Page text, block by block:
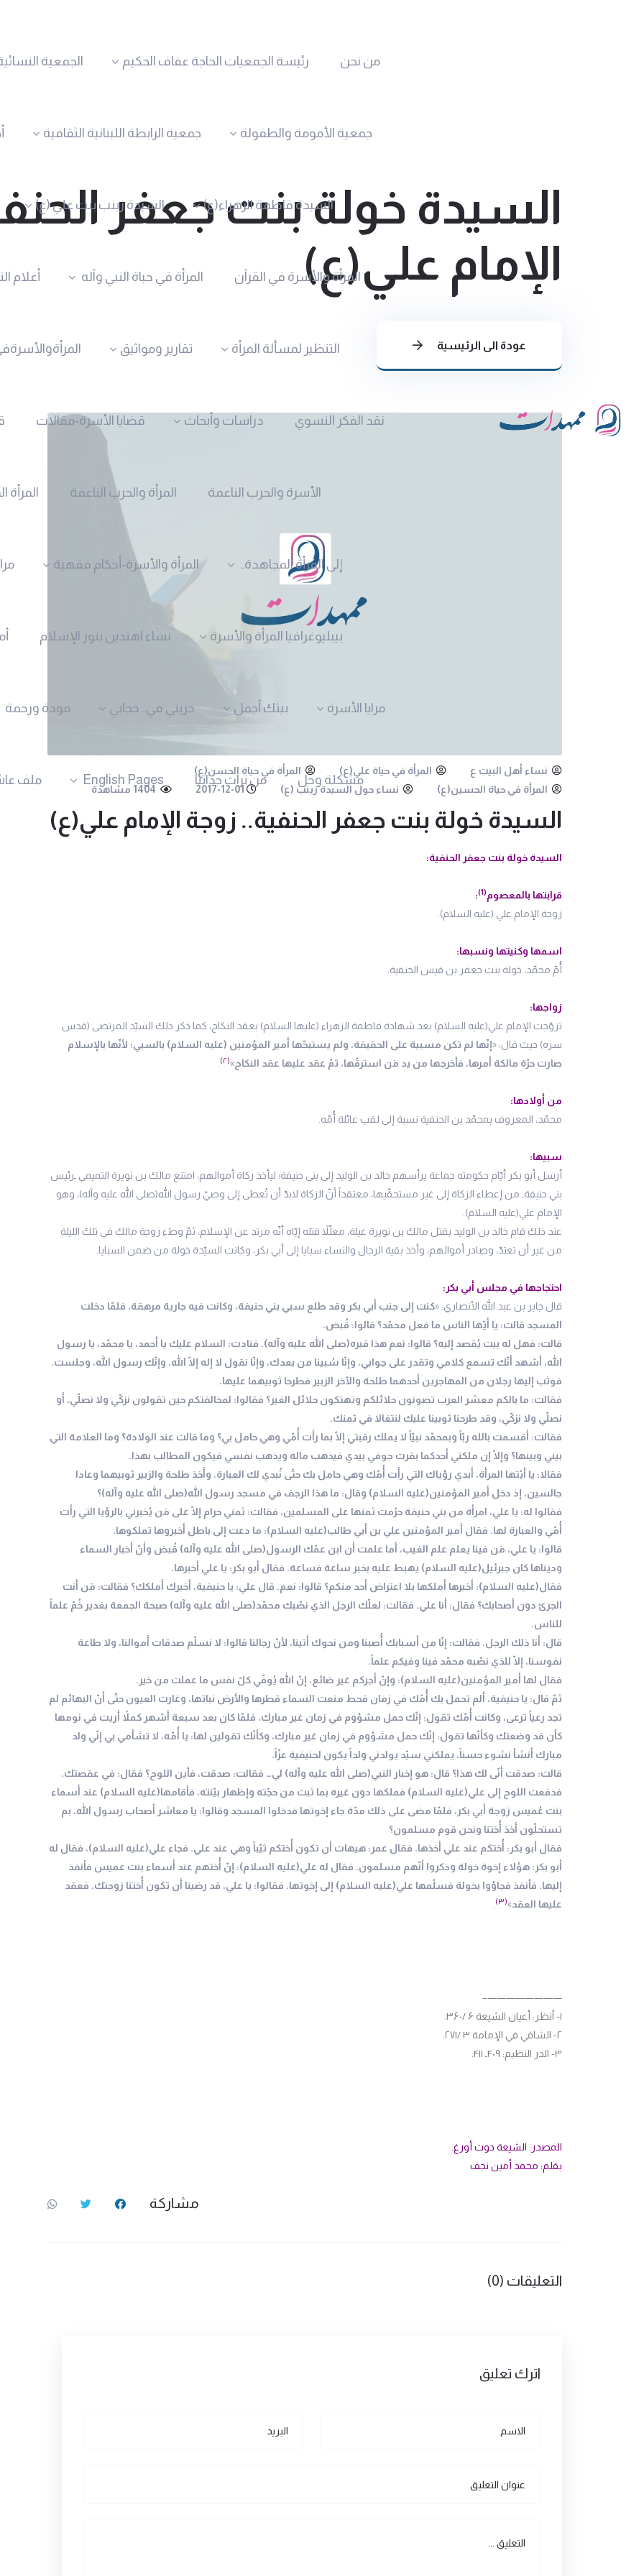
من نحن رئيسة الجمعيات الحاجة عفاف الحكيم الجمعية
جمعية الأمومة والطفولة جمعية الرابطة اللبنانية الثقافية
السيدة فاطمة الزهراء(ع) السيدة زينب بنت علي (ع)
المرأة والأسرة في القرآن المرأة في حياة النبي وآله أعلام
التنظير لمسألة المرأة تقارير ومواثيق
نقد الفكر النسوي دراسات وأبحاث قضايا الأسرة-مقالات
الأسرة والحرب الناعمة المرأة والحرب الناعمة المرأة
إلى المرأة المجاهدة.. المرأة والأسرة-أحكام فقهية
بيبليوغرافيا المرأة والأسرة نساء اهتدين بنور الإسلام
مرايا الأسرة بيتك أجمل حريتي في.. حجابي مودة ورحمة
مشكلة وحل من تراث جداتنا English Pages ملف
السيدة خولة بنت جعفر
الإمام علي(ع)
عودة الى الرئيسية
نساء أهل البيت ع المرأة في حياة علي(ع)
المرأة في حياة الحسن(ع)
المرأة في حياة الحسين(ع)
نساء حول السيدة زينب (ع) 2017-12-01
السيدة خولة بنت جعفر الحنفية.. زوجة الإمام علي(ع)
السيدة خولة بنت جعفر الحنفية:
قرابتها بالمعصوم(1)
:
زوجة الإمام علي (عليه السلام).
اسمها وكنيتها ونسبها:
أُمّ محمّد، خولة بنت جعفر بن قيس الحنفية.
زواجها:
تزوّجت الإمام علي(عليه السلام) بعد شهادة فاطمة الزهراء (عليها السلام) بعقد النكاح، كما ذكر ذلك السيّد المرتضى (قدس
سره) حيث قال: «إنّها لم تكن مسبية على الحقيقة، ولم يستبحّها أمير المؤمنين (عليه السلام) بالسبي؛ لأنّها بالإسلام
صارت حرّة مالكة أمرها، فأخرجها من يد مَن استرقّها، ثمّ عقد عليها عقد النكاح»(۲) .
من أولادها:
محمّد، المعروف بمحمّد بن الحنفية نسبة إلى لقب عائلة أُمّه.
سبيها:
أرسل أبو بكر أيّام حكومته جماعة يرأسهم خالد بن الوليد إلى بني حنيفة؛ ليأخذ زكاة أموالهم، امتنع مالك بن نويرة التميمي ـرئيس
بني حنيفةـ من إعطاء الزكاة إلى غير مستحقّيها، معتقداً أنّ الزكاة لابدّ أن تُعطى إلى وصيّ رسول الله(صلى الله عليه وآله)، وهو
الإمام علي(عليه السلام).
عند ذلك قام خالد بن الوليد بقتل مالك بن نويرة غيلة، معلّلاً قتله إيّاه أنّه مرتد عن الإسلام، ثمّ وطء زوجة مالك في تلك الليلة
من غير أن تعتدّ، وصادر أموالهم، وأخذ بقية الرجال والنساء سبايا إلى أبي بكر، وكانت السيّدة خولة من ضمن السبايا.
احتجاجها في مجلس أبي بكر:
قال جابر بن عبد الله الأنصاري: «كنت إلى جنب أبي بكر وقد طلع سبي بني حنيفة، وكانت فيه جارية مرهقة، فلمّا دخلت
المسجد قالت: يا أيّها الناس ما فعل محمّد؟ قالوا: قُبض.
قالت: فهل له بيت يُقصد إليه؟ قالوا: نعم هذا قبره(صلى الله عليه وآله). فنادت: السلام عليك يا أحمد، يا محمّد، يا رسول
الله، أشهد أنّك تسمع كلامي وتقدر على جوابي، وإنّا سُبينا من بعدك، وإنّا نقول لا إله إلّا الله، وإنّك رسول الله، وجلست.
فوثب إليها رجلان من المهاجرين أحدهما طلحة والآخر الزبير فطرحا ثوبيهما عليها.
فقالت: ما بالكم معشر العرب تصونون حلائلكم وتهتكون حلائل الغير؟ فقالوا: لمخالفتكم حين تقولون نزكّي ولا نصلّي، أو
نصلّي ولا نزكّي، وقد طرحنا ثوبينا عليك لنتغالا في ثمنك.
فقالت: أقسمت بالله ربّاً وبمحمّد نبيّاً لا يملك رقبتي إلّا بما رأت أُمّي وهي حامل بي؟ وما قالت عند الولادة؟ وما العلامة التي
بيني وبينها؟ وإلّا إن ملكني أحدكما بقرت جوفي بيدي فيذهب ماله ويذهب نفسي فيكون المطالب بهذا.
فقالا: يا أيّتها المرأة، أبدي رؤياك التي رأت أُمّك وهي حامل بك حتّى نُبدي لك العبارة. وأخذ طلحة والزبير ثوبيهما وعادا
جالسين، إذ دخل أمير المؤمنين(عليه السلام) وقال: ما هذا الرجف في مسجد رسول الله(صلى الله عليه وآله)؟
فقالوا له: يا علي، امرأة من بني حنيفة حرّمت ثمنها على المسلمين، فقالت: ثمني حرام إلّا على مَن يُخبرني بالرؤيا التي رأت
أُمّي والعبارة لها. فقال أمير المؤمنين علي بن أبي طالب(عليه السلام): ما دعت إلى باطل أخبروها تملكوها.
قالوا: يا علي، مَن فينا يعلم علم الغيب، أما علمت أن ابن عمّك الرسول(صلى الله عليه وآله) قُبض وأنّ أخبار السماء
وديناها كان جبرئيل(عليه السلام) يهبط عليه بخبر ساعة فساعة. فقال أبو بكر: يا علي أخبرها.
فقال(عليه السلام): أخبرها أملكها بلا اعتراض أحد منكم؟ قالوا: نعم. قال علي: يا حنيفية، أخبرك أملكك؟ فقالت: مَن أنت
الجرئ دون أصحابك؟ فقال: أنا علي. فقالت: لعلّك الرجل الذي نصّبك محمّد(صلى الله عليه وآله) صبحة الجمعة بغدير خُمّ علماً
للناس.
قال: أنا ذلك الرجل. فقالت: إنّا من أسبابك أُصبنا ومن نحوك أتينا، لأنّ رجالنا قالوا: لا نسلّم صدقات أموالنا، ولا طاعة
نفوسنا، إلّا للذي نصّبه محمّد فينا وفيكم علماً.
فقال لها أمير المؤمنين(عليه السلام): وإنّ أجركم غير ضائع، إنّ الله يُوفّي كلّ نفس ما عملت من خير.
ثمّ قال: يا حنيفية، ألم تحمل بك أُمّك في زمان قحط منعت السماء قطرها والأرض نباتها، وغارت العيون حتّى أنّ البهائم لم
تجد رعياً ترعى، وكانت أُمّك تقول: إنّك حمل مشؤوم في زمان غير مبارك، فلمّا كان بعد سبعة أشهر كملاً أريت في نومها
كأن قد وضعتك وكأنّها تقول: إنّك حمل مشؤوم في زمان غير مبارك، وكأنّك تقولين لها: يا أُمّه، لا تشأمي بي إنّي ولد
مبارك أنشأ نشوء حسناً، يملكني سيّد يولدني ولداً يكون لحنيفية عزّاً.
قالت: صدقت أنّى لك هذا؟ قال: هو إخبار النبي(صلى الله عليه وآله) لي… فقالت: صدقت، فأين اللوح؟ فقال: في عقصتك.
فدفعت اللوح إلى علي(عليه السلام) فملكها دون غيره بما ثبت من حجّته وإظهار بيّنته، فأقامها(عليه السلام) عند أسماء
بنت عُميس زوجة أبي بكر، فلمّا مضى على ذلك مدّة جاء إخوتها فدخلوا المسجد وقالوا: يا معاشر أصحاب رسول الله، بم
تستحلّون أخذ أُختنا ونحن قوم مسلمون؟
فقال أبو بكر: أُختكم عند علي أخذها. فقال عمر: هيهات أن تكون أُختكم ثيّباً وهي عند علي. فجاء علي(عليه السلام)، فقال له
أبو بكر: هؤلاء إخوة خولة وذكروا أنّهم مسلمون. فقال له علي(عليه السلام): إنّ أُختهم عند أسماء بنت عميس فأنفذ
إليها. فأنفذ فجاؤوا بخولة فسلّمها علي(عليه السلام) إلى إخوتها. فقالوا: يا علي، قد رضينا أن تكون أُختنا زوجتك. فعقد
عليها العقد»(۳) .
————————–
۱- اُنظر: أعيان الشيعة ۶ /۳۶۰.
۲- الشافي في الإمامة ۳ /۲۷۱.
۳- الدر النظيم: ۴۰۹ـ ۴۱۱.
المصدر: الشيعة دوت أورغ.
بقلم: محمد أمين نجف
مشاركة
التعليقات (0)
اترك تعليق